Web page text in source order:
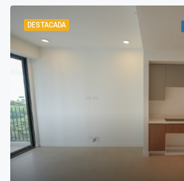
DESTACADA